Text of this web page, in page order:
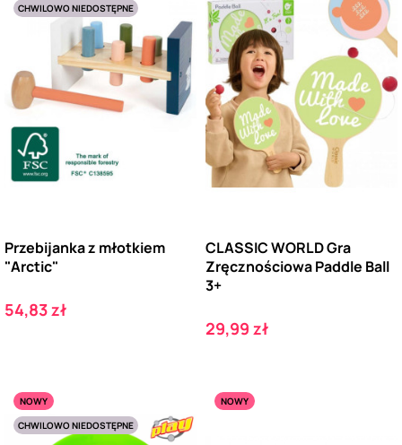
CHWILOWO NIEDOSTĘPNE
Przebijanka z młotkiem
"Arctic"
Cena
54,83 zł
CLASSIC WORLD Gra
Zręcznościowa Paddle Ball
3+
Cena
29,99 zł
NOWY
CHWILOWO NIEDOSTĘPNE
NOWY